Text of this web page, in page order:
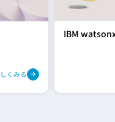
くみる
IBM